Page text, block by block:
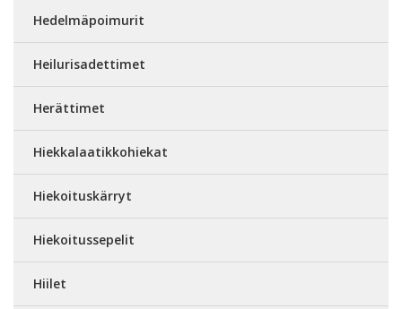
Hedelmäpoimurit
Heilurisadettimet
Herättimet
Hiekkalaatikkohiekat
Hiekoituskärryt
Hiekoitussepelit
Hiilet